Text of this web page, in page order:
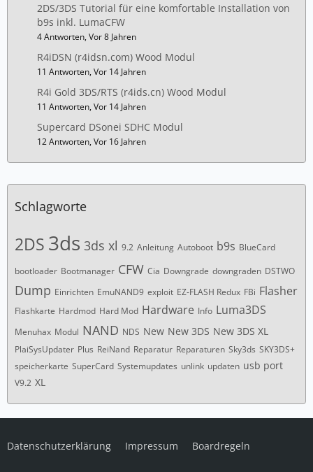
2DS/3DS Tutorial für eine komfortable Installation von
b9s inkl. LumaCFW
4 Antworten, Vor 8 Jahren
R4iDSN (r4idsn.com) Wood Modul
11 Antworten, Vor 14 Jahren
R4i Gold 3DS/RTS (r4ids.cn) Wood Modul
11 Antworten, Vor 14 Jahren
Supercard DSonei SDHC Modul
12 Antworten, Vor 16 Jahren
Schlagworte
2DS 3ds 3ds xl 9.2 Anleitung Autoboot b9s BlueCard
bootloader Bootmanager CFW Cia Downgrade downgraden DSTWO
Dump Einrichten EmuNAND9 exploit EZ-FLASH Redux FBi Flasher
Flashkarte Hardmod Hard Mod Hardware Info Luma3DS
Menuhax Modul NAND NDS New New 3DS New 3DS XL
PlaiSysUpdater Plus ReiNand Reparatur Reparaturen Sky3ds SKY3DS+
speicherkarte SuperCard Systemupdates unlink updaten usb port
V9.2 XL
Datenschutzerklärung Impressum Boardregeln